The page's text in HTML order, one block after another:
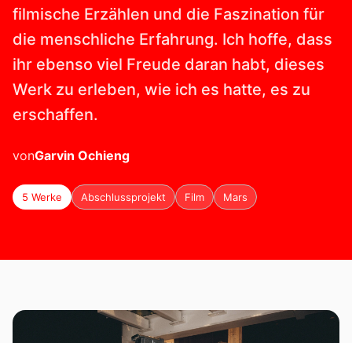
filmische Erzählen und die Faszination für
die menschliche Erfahrung. Ich hoffe, dass
ihr ebenso viel Freude daran habt, dieses
Werk zu erleben, wie ich es hatte, es zu
erschaffen.
vonGarvin Ochieng
5 Werke Abschlussprojekt Film Mars